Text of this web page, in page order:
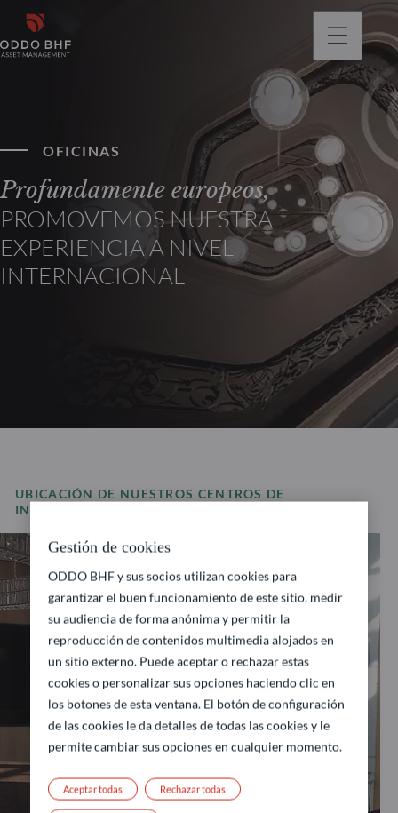
OFICINAS
Profundamente europeos,
PROMOVEMOS NUESTRA
EXPERIENCIA A NIVEL
INTERNACIONAL
UBICACIÓN DE NUESTROS CENTROS DE
INVERSIÓN
Gestión de cookies
ODDO BHF y sus socios utilizan cookies para
garantizar el buen funcionamiento de este sitio, medir
su audiencia de forma anónima y permitir la
reproducción de contenidos multimedia alojados en
un sitio externo. Puede aceptar o rechazar estas
cookies o personalizar sus opciones haciendo clic en
los botones de esta ventana. El botón de configuración
de las cookies le da detalles de todas las cookies y le
permite cambiar sus opciones en cualquier momento.
Rechazar todas
Aceptar todas